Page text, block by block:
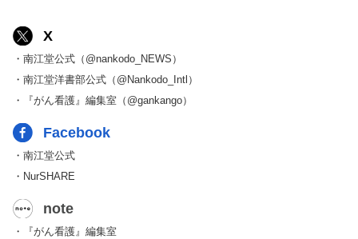
X
・南江堂公式（@nankodo_NEWS）
・南江堂洋書部公式（@Nankodo_Intl）
・『がん看護』編集室（@gankango）
Facebook
・南江堂公式
・NurSHARE
note
・『がん看護』編集室